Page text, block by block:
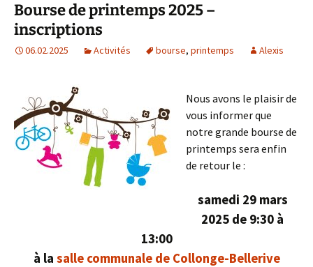
Bourse de printemps 2025 –
inscriptions
06.02.2025 Activités bourse, printemps Alexis
Nous avons le plaisir de
vous informer que
notre grande bourse de
printemps sera enfin
de retour le :
samedi 29 mars
2025 de 9:30 à
13:00
à la salle communale de Collonge-Bellerive